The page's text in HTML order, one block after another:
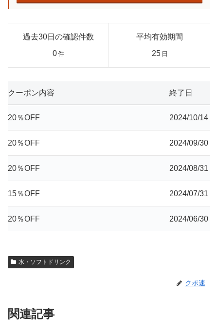
過去30日の確認件数
0件
平均有効期間
25 日
クーポン内容 終了日
20％OFF 2024/10/14
20％OFF 2024/09/30
20％OFF 2024/08/31
15％OFF 2024/07/31
20％OFF 2024/06/30
水・ソフトドリンク
クポ速
関連記事